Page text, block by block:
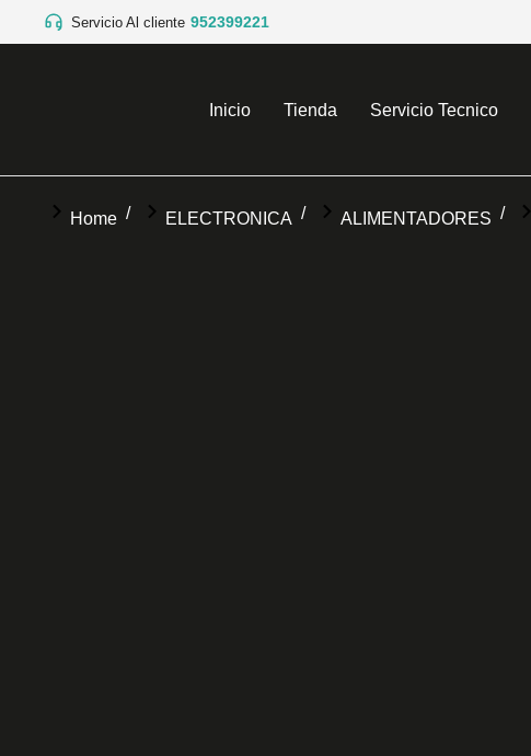
Servicio Al cliente 952399221
Inicio Tienda Servicio Tecnico
You are here:
Home ELECTRONICA ALIMENTADORES